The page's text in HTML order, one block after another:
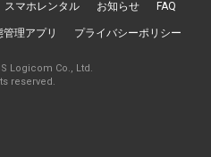
スマホレンタル お知らせ FAQ
管理アプリ プライバシーポリシー
Logicom Co., Ltd.
reserved.